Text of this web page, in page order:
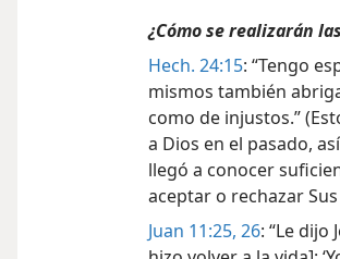
¿Cómo se realizarán
Hech. 24:15: “Tengo
mismos también
como de injustos.”
a Dios en el pasado,
llegó a conocer
aceptar o rechazar
Juan 11:25, 26: “Le dijo